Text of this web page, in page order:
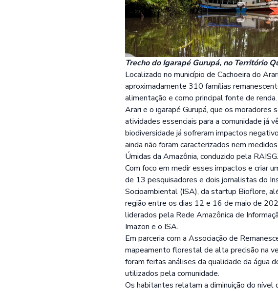
Trecho do Igarapé Gurupá, no Território
Localizado no município de Cachoeira do
aproximadamente 310 famílias
alimentação e como principal fonte de
Arari e o igarapé Gurupá, que os
atividades essenciais para a comunidade já
biodiversidade já sofreram impactos
ainda não foram caracterizados nem
Úmidas da Amazônia, conduzido pela RAISG.
Com foco em medir esses impactos e criar
de 13 pesquisadores e dois jornalistas do
Socioambiental (ISA), da startup Bioflore,
região entre os dias 12 e 16 de maio de
liderados pela Rede Amazônica de
Imazon e o ISA.
Em parceria com a Associação de
mapeamento florestal de alta precisão na
foram feitas análises da qualidade da água
utilizados pela comunidade.
Os habitantes relatam a diminuição do